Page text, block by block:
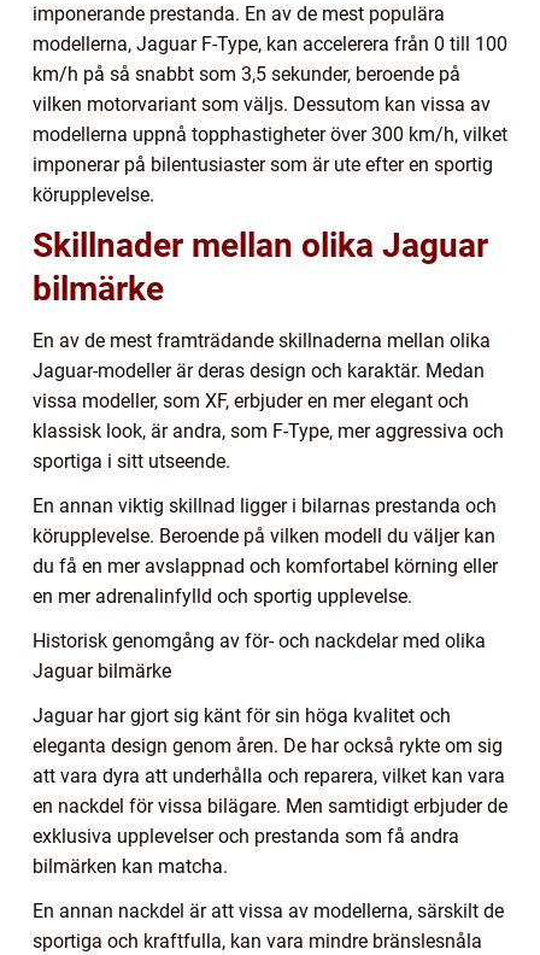
imponerande prestanda. En av de mest populära
modellerna, Jaguar F-Type, kan accelerera från 0 till 100
km/h på så snabbt som 3,5 sekunder, beroende på
vilken motorvariant som väljs. Dessutom kan vissa av
modellerna uppnå topphastigheter över 300 km/h, vilket
imponerar på bilentusiaster som är ute efter en sportig
körupplevelse.
Skillnader mellan olika Jaguar
bilmärke
En av de mest framträdande skillnaderna mellan olika
Jaguar-modeller är deras design och karaktär. Medan
vissa modeller, som XF, erbjuder en mer elegant och
klassisk look, är andra, som F-Type, mer aggressiva och
sportiga i sitt utseende.
En annan viktig skillnad ligger i bilarnas prestanda och
körupplevelse. Beroende på vilken modell du väljer kan
du få en mer avslappnad och komfortabel körning eller
en mer adrenalinfylld och sportig upplevelse.
Historisk genomgång av för- och nackdelar med olika
Jaguar bilmärke
Jaguar har gjort sig känt för sin höga kvalitet och
eleganta design genom åren. De har också rykte om sig
att vara dyra att underhålla och reparera, vilket kan vara
en nackdel för vissa bilägare. Men samtidigt erbjuder de
exklusiva upplevelser och prestanda som få andra
bilmärken kan matcha.
En annan nackdel är att vissa av modellerna, särskilt de
sportiga och kraftfulla, kan vara mindre bränslesnåla